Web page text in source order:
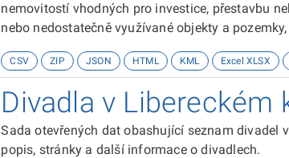
nemovitostí vhodných pro investice, přestavbu
nebo nedostatečně využívané objekty a
obvykle mimo zastavěné oblasti, které jsou
CSV ZIP JSON HTML KML Excel XLSX
Divadla v Libereckém
Sada otevřených dat obashující seznam divadel
popis, stránky a další informace o divadlech.